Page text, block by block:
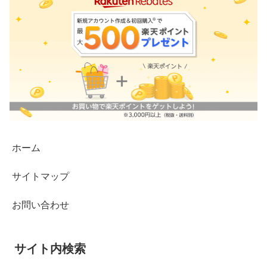
ホーム
サイトマップ
お問い合わせ
サイト内検索